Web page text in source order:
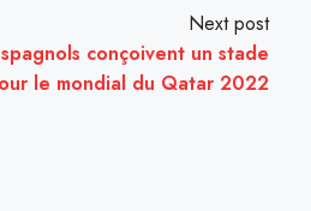
Next post
conçoivent un stade
le mondial du Qatar 2022